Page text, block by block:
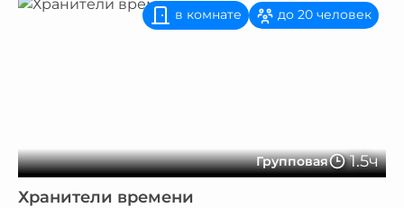
Групповая 1.5ч
в комнате до 20 человек
Хранители времени